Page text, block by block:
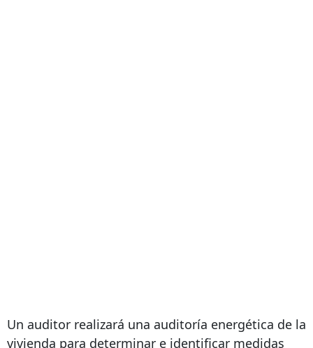
Un auditor realizará una auditoría energética de la
vivienda para determinar e identificar medidas